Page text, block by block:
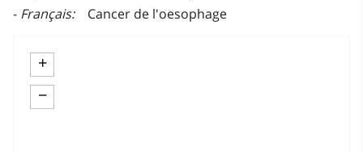
Français
Cancer de l'oesophage
+
−